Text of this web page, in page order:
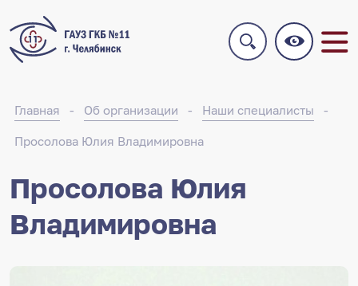
Главная Об организации Наши специалисты
Просолова Юлия Владимировна
Просолова Юлия
Владимировна